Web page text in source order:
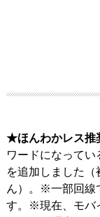
★ほんわかレス推
ワードになって
を追加しました
ん）。※一部回線
す。※現在、モバ